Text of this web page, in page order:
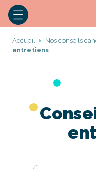
Accueil Nos conseils
entretiens